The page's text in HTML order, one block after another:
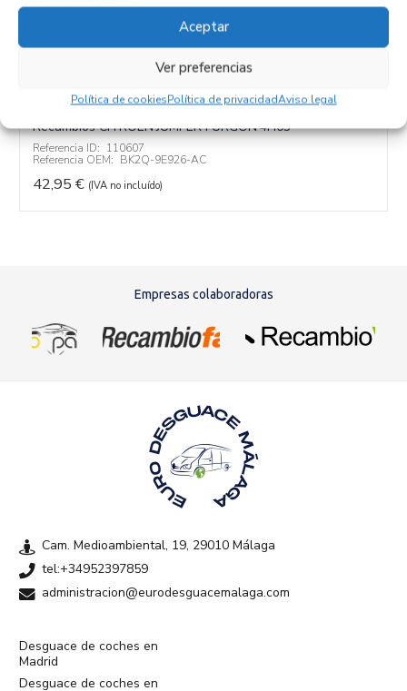
Aceptar
Ver preferencias
Política de cookiesPolítica de privacidadAviso legal
Productos relacionados
CAJA MARIPOSA BK2Q-9E926-AC
Recambios CITROENJUMPER FURGÓN4H03
Referencia ID: 110607
Referencia OEM: BK2Q-9E926-AC
42,95 € (IVA no incluído)
Empresas colaboradoras
Cam. Medioambiental, 19, 29010 Málaga
tel:+34952397859
administracion@eurodesguacemalaga.com
Desguace de coches en
Madrid
Desguace de coches en